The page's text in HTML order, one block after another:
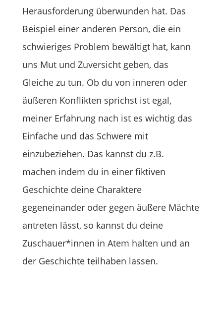
Herausforderung überwunden hat. Das
Beispiel einer anderen Person, die ein
schwieriges Problem bewältigt hat, kann
uns Mut und Zuversicht geben, das
Gleiche zu tun. Ob du von inneren oder
äußeren Konflikten sprichst ist egal,
meiner Erfahrung nach ist es wichtig das
Einfache und das Schwere mit
einzubeziehen. Das kannst du z.B.
machen indem du in einer fiktiven
Geschichte deine Charaktere
gegeneinander oder gegen äußere Mächte
antreten lässt, so kannst du deine
Zuschauer*innen in Atem halten und an
der Geschichte teilhaben lassen.